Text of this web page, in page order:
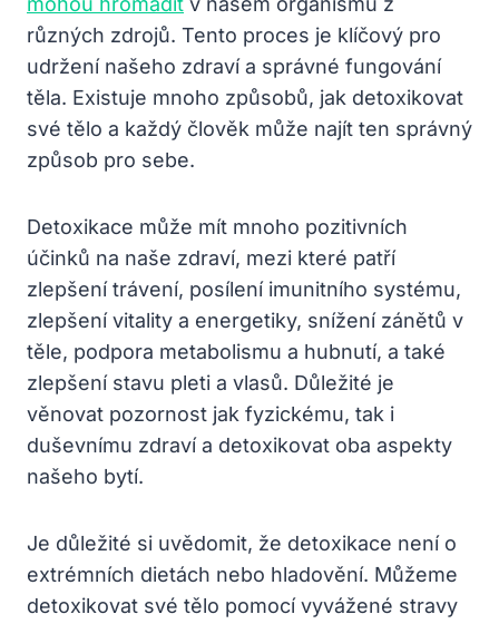
různých zdrojů. ⁤Tento proces‌ je klíčový pro
⁣udržení našeho zdraví a správné fungování
těla. Existuje mnoho způsobů, jak detoxikovat
své ⁣tělo ⁤a ​každý člověk ‌může‍ najít ten správný
​způsob pro sebe.
Detoxikace‌ může ⁣mít⁤ mnoho pozitivních
účinků na ⁣naše zdraví, mezi ‍které patří
zlepšení trávení,⁢ posílení imunitního systému,⁢
zlepšení⁣ vitality a energetiky,⁣ snížení zánětů v
těle, ⁣podpora metabolismu a hubnutí, a také
zlepšení‍ stavu‍ pleti a vlasů. Důležité je
věnovat pozornost jak ​fyzickému, tak i
⁣duševnímu zdraví​ a⁤ detoxikovat ⁢oba aspekty
našeho bytí.
Je důležité‍ si uvědomit, že⁤ detoxikace není o
extrémních dietách nebo hladovění. ‍Můžeme
detoxikovat⁤ své tělo pomocí vyvážené⁣ stravy